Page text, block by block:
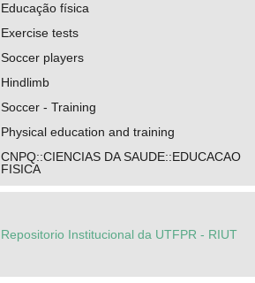
Educação física
Exercise tests
Soccer players
Hindlimb
Soccer - Training
Physical education and training
CNPQ::CIENCIAS DA SAUDE::EDUCACAO
FISICA
Repositorio Institucional da UTFPR - RIUT